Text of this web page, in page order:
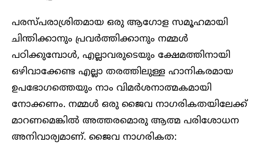
പരസ്പരാശ്രിതമായ ഒരു ആഗോള സമൂഹമായി
ചിന്തിക്കാനും പ്രവർത്തിക്കാനും നമ്മൾ
പഠിക്കുമ്പോൾ, എല്ലാവരുടെയും ക്ഷേമത്തിനായി
ഒഴിവാക്കേണ്ട എല്ലാ തരത്തിലുള്ള ഹാനികരമായ
ഉപഭോഗത്തെയും നാം വിമർശനാത്മകമായി
നോക്കണം. നമ്മൾ ഒരു ജൈവ നാഗരികതയിലേക്ക്
മാറണമെങ്കിൽ അത്തരമൊരു ആത്മ പരിശോധന
അനിവാര്യമാണ്. ജൈവ നാഗരികത: